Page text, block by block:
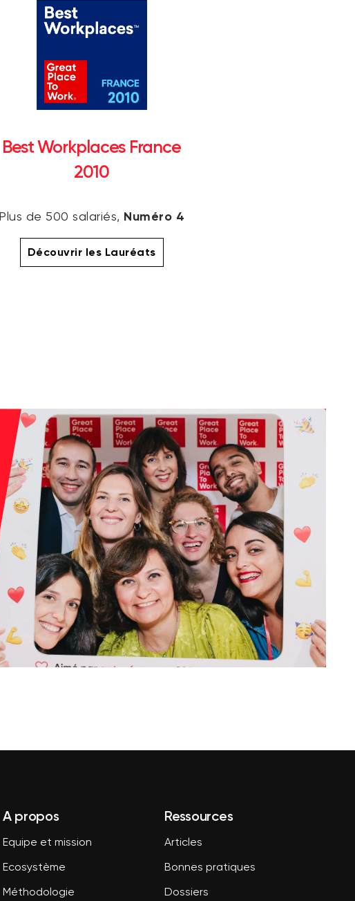
Best Workplaces France
2010
Plus de 500 salariés, Numéro 4
Découvrir les Lauréats
A propos
Equipe et mission
Ecosystème
Méthodologie
Ressources
Articles
Bonnes pratiques
Dossiers